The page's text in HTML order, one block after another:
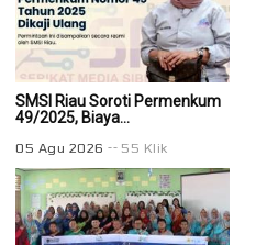
SMSI Riau Soroti Permenkum
49/2025, Biaya...
05 Agu 2026 55 Klik